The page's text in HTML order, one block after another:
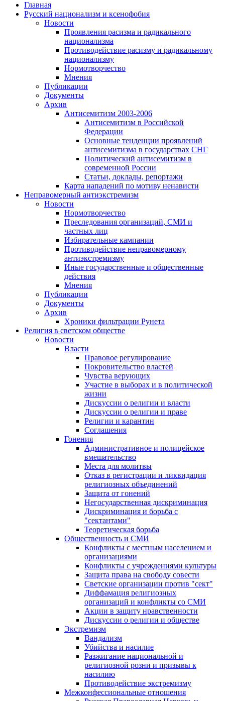
Главная
Русский национализм и ксенофобия
Новости
Проявления расизма и радикального
национализма
Противодействие расизму и радикальному
национализму
Нормотворчество
Мнения
Публикации
Документы
Архив
Антисемитизм 2003-2006
Антисемитизм в Российской
Федерации
Основные тенденции проявлений
антисемитизма в государствах СНГ
Политический антисемитизм в
современной России
Статьи, доклады, репортажи
Карта нападений по мотиву ненависти
Неправомерный антиэкстремизм
Новости
Нормотворчество
Преследования организаций, СМИ и
частных лиц
Избирательные кампании
Противодействие неправомерному
антиэкстремизму
Иные государственные и общественные
действия
Мнения
Публикации
Документы
Архив
Хроники фильтрации Рунета
Религия в светском обществе
Новости
Власти
Правовое регулирование
Покровительство властей
Чувства верующих
Участие в выборах и в политической
жизни
Дискуссии о религии и власти
Дискуссии о религии и праве
Религии и карантин
Соглашения
Гонения
Административное и полицейское
вмешательство
Места для молитвы
Отказ в регистрации и ликвидация
религиозных объединений
Защита от гонений
Негосударственная дискриминация
Дискриминация и борьба с
"сектантами"
Теоретическая борьба
Общественность и СМИ
Конфликты с местным населением и
организациями
Конфликты с учреждениями культуры
Защита права на свободу совести
Светские организации против "сект"
Диффамация религиозных
организаций и конфликты со СМИ
Акции в защиту нравственности
Дискуссии о религии и обществе
Экстремизм
Вандализм
Убийства и насилие
Разжигание национальной и
религиозной розни и призывы к
насилию
Противодействие экстремизму
Межконфессиональные отношения